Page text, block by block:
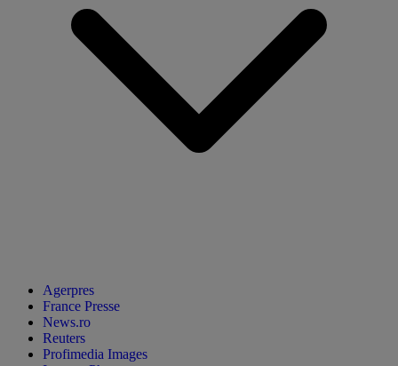
Agerpres
France Presse
News.ro
Reuters
Profimedia Images